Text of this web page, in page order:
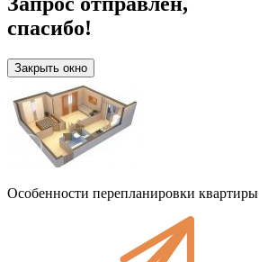
спасибо!
Закрыть окно
Особенности перепланировки квартиры